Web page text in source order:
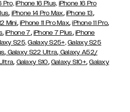
Pro, iPhone 16 Plus, iPhone 16 Pro
, iPhone 14 Pro Max, iPhone 13,
Mini, iPhone 11 Pro Max,iPhone 11 Pro,
,iPhone 7, iPhone 7 Plus, iPhone
S25, Galaxy S25+, Galaxy S25
, Galaxy S22 Ultra, Galaxy A52/
, Galaxy S10, Galaxy S10+,Galaxy